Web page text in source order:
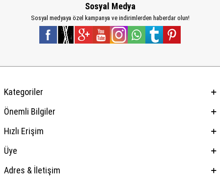
Sosyal Medya
Sosyal medyaya özel kampanya ve indirimlerden haberdar olun!
Kategoriler
Önemli Bilgiler
Hızlı Erişim
Üye
Adres & İletişim